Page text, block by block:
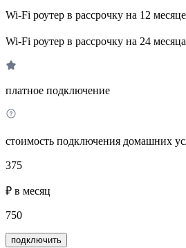
Wi-Fi роутер в рассрочку на 12
Wi-Fi роутер в рассрочку на 24
платное подключение
стоимость подключения домашних
375
₽ в месяц
750
подключить